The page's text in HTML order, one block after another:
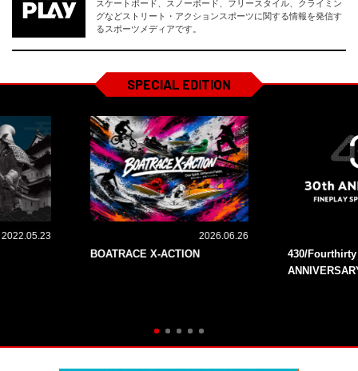
スケートボード、スノーボード、フリースタイル、クライミン
グなどストリート・アクションスポーツに関する情報を発信す
るスポーツメディアです。
SPECIAL EDITION
2022.05.23 2026.06.26
BOATRACE X-ACTION
430/